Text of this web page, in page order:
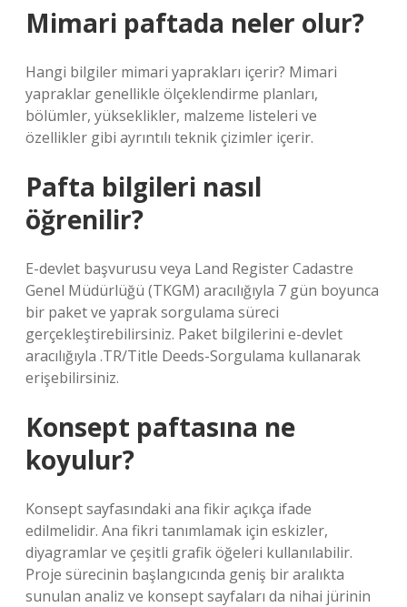
Mimari paftada neler olur?
Hangi bilgiler mimari yaprakları içerir? Mimari
yapraklar genellikle ölçeklendirme planları,
bölümler, yükseklikler, malzeme listeleri ve
özellikler gibi ayrıntılı teknik çizimler içerir.
Pafta bilgileri nasıl
öğrenilir?
E-devlet başvurusu veya Land Register Cadastre
Genel Müdürlüğü (TKGM) aracılığıyla 7 gün boyunca
bir paket ve yaprak sorgulama süreci
gerçekleştirebilirsiniz. Paket bilgilerini e-devlet
aracılığıyla .TR/Title Deeds-Sorgulama kullanarak
erişebilirsiniz.
Konsept paftasına ne
koyulur?
Konsept sayfasındaki ana fikir açıkça ifade
edilmelidir. Ana fikri tanımlamak için eskizler,
diyagramlar ve çeşitli grafik öğeleri kullanılabilir.
Proje sürecinin başlangıcında geniş bir aralıkta
sunulan analiz ve konsept sayfaları da nihai jürinin